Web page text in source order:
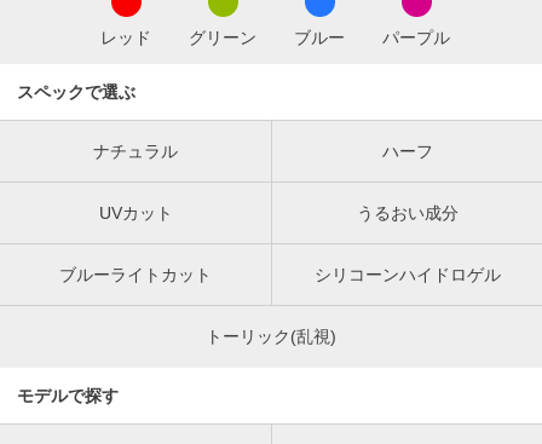
レッド グリーン ブルー パープル
スペックで選ぶ
ナチュラル ハーフ
UVカット うるおい成分
ブルーライトカット シリコーンハイドロゲル
トーリック(乱視)
モデルで探す